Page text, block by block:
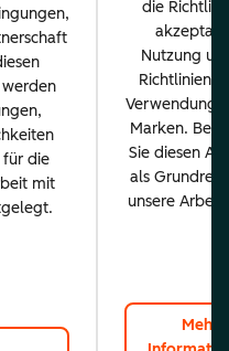
für die
mit
die
Nutzung
Richtlinien
Verwendung
Marken.
Sie diesen
als
unsere
Mehr